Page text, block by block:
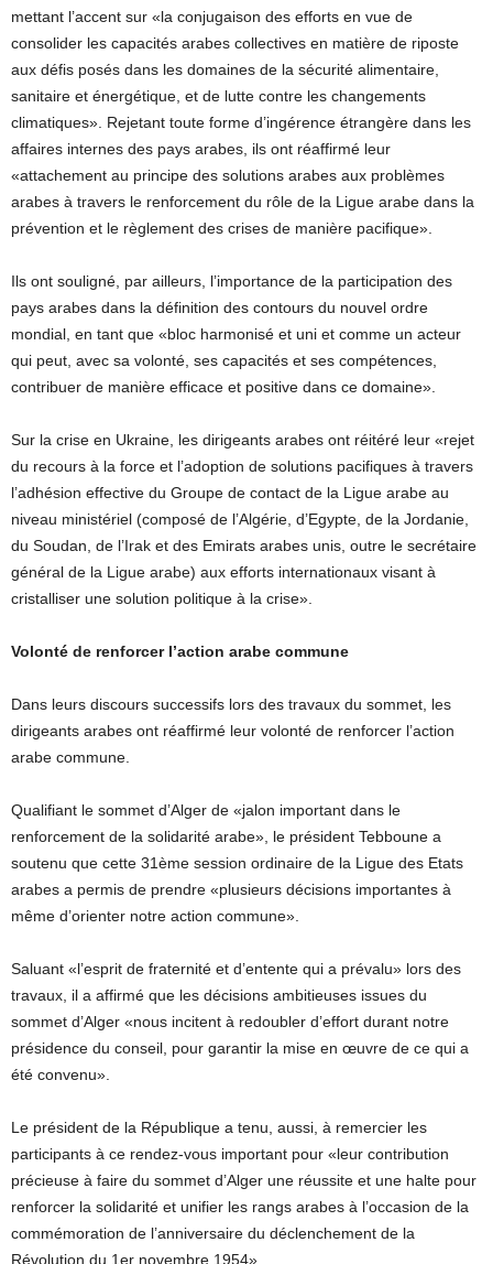
mettant l’accent sur «la conjugaison des efforts en vue de
consolider les capacités arabes collectives en matière de riposte
aux défis posés dans les domaines de la sécurité alimentaire,
sanitaire et énergétique, et de lutte contre les changements
climatiques». Rejetant toute forme d’ingérence étrangère dans les
affaires internes des pays arabes, ils ont réaffirmé leur
«attachement au principe des solutions arabes aux problèmes
arabes à travers le renforcement du rôle de la Ligue arabe dans la
prévention et le règlement des crises de manière pacifique».
Ils ont souligné, par ailleurs, l’importance de la participation des
pays arabes dans la définition des contours du nouvel ordre
mondial, en tant que «bloc harmonisé et uni et comme un acteur
qui peut, avec sa volonté, ses capacités et ses compétences,
contribuer de manière efficace et positive dans ce domaine».
Sur la crise en Ukraine, les dirigeants arabes ont réitéré leur «rejet
du recours à la force et l’adoption de solutions pacifiques à travers
l’adhésion effective du Groupe de contact de la Ligue arabe au
niveau ministériel (composé de l’Algérie, d’Egypte, de la Jordanie,
du Soudan, de l’Irak et des Emirats arabes unis, outre le secrétaire
général de la Ligue arabe) aux efforts internationaux visant à
cristalliser une solution politique à la crise».
Volonté de renforcer l’action arabe commune
Dans leurs discours successifs lors des travaux du sommet, les
dirigeants arabes ont réaffirmé leur volonté de renforcer l’action
arabe commune.
Qualifiant le sommet d’Alger de «jalon important dans le
renforcement de la solidarité arabe», le président Tebboune a
soutenu que cette 31ème session ordinaire de la Ligue des Etats
arabes a permis de prendre «plusieurs décisions importantes à
même d’orienter notre action commune».
Saluant «l’esprit de fraternité et d’entente qui a prévalu» lors des
travaux, il a affirmé que les décisions ambitieuses issues du
sommet d’Alger «nous incitent à redoubler d’effort durant notre
présidence du conseil, pour garantir la mise en œuvre de ce qui a
été convenu».
Le président de la République a tenu, aussi, à remercier les
participants à ce rendez-vous important pour «leur contribution
précieuse à faire du sommet d’Alger une réussite et une halte pour
renforcer la solidarité et unifier les rangs arabes à l’occasion de la
commémoration de l’anniversaire du déclenchement de la
Révolution du 1er novembre 1954».